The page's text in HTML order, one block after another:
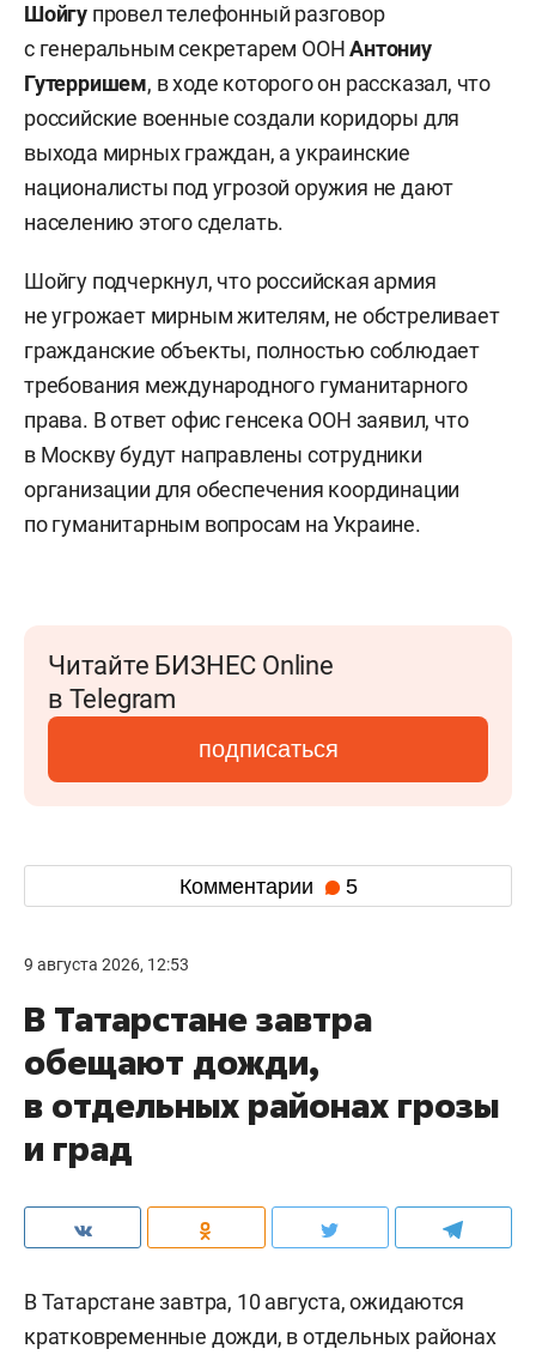
Шойгу провел телефонный разговор
с генеральным секретарем ООНАнтониу
Гутерришем, в ходе которого он рассказал, что
российские военные создали коридоры для
выхода мирных граждан, а украинские
националисты под угрозой оружия не дают
населению этого сделать.
Шойгу подчеркнул, что российская армия
не угрожает мирным жителям, не обстреливает
гражданские объекты, полностью соблюдает
требования международного гуманитарного
права. В ответ офис генсека ООН заявил, что
в Москву будут направлены сотрудники
организации для обеспечения координации
по гуманитарным вопросам на Украине.
Читайте БИЗНЕС Online
в Telegram
подписаться
Комментарии 5
9 августа 2026, 12:53
В Татарстане завтра
обещают дожди,
в отдельных районах грозы
и град
В Татарстане завтра, 10 августа, ожидаются
кратковременные дожди, в отдельных районах